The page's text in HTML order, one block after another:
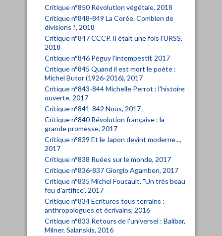
Critique n°850 Révolution végétale, 2018
Critique n°848-849 La Corée. Combien de
divisions ?, 2018
Critique n°847 CCCP. Il était une fois l'URSS,
2018
Critique n°846 Péguy l'intempestif, 2017
Critique n°845 Quand il est mort le poète :
Michel Butor (1926-2016), 2017
Critique n°843-844 Michelle Perrot : l'histoire
ouverte, 2017
Critique n°841-842 Nous, 2017
Critique n°840 Révolution française : la
grande promesse, 2017
Critique n°839 Et le Japon devint moderne...,
2017
Critique n°838 Ruées sur le monde, 2017
Critique n°836-837 Giorgio Agamben, 2017
Critique n°835 Michel Foucault. "Un très beau
feu d'artifice", 2017
Critique n°834 Écritures tous terrains :
anthropologues et écrivains, 2016
Critique n°833 Retours de l'universel : Balibar,
Milner, Salanskis, 2016